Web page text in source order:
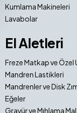
Kumlama Makineleri
Lavabolar
El Aletleri
Freze Matkap ve Özel
Mandren Lastikleri
Mandrenler ve Disk
Eğeler
Gravür ve Mıhlama